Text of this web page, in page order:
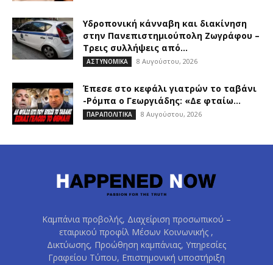
Υδροπονική κάνναβη και διακίνηση
στην Πανεπιστημιούπολη Ζωγράφου –
Τρεις συλλήψεις από...
ΑΣΤΥΝΟΜΙΚΑ 8 Αυγούστου, 2026
Έπεσε στο κεφάλι γιατρών το ταβάνι
-Ρόμπα ο Γεωργιάδης: «Δε φταίω...
ΠΑΡΑΠΟΛΙΤΙΚΑ 8 Αυγούστου, 2026
Καμπάνια προβολής, Διαχείριση προσωπικού –
εταιρικού προφίλ Μέσων Κοινωνικής ,
Δικτύωσης, Προώθηση καμπάνιας, Υπηρεσίες
Γραφείου Τύπου, Επιστημονική υποστήριξη